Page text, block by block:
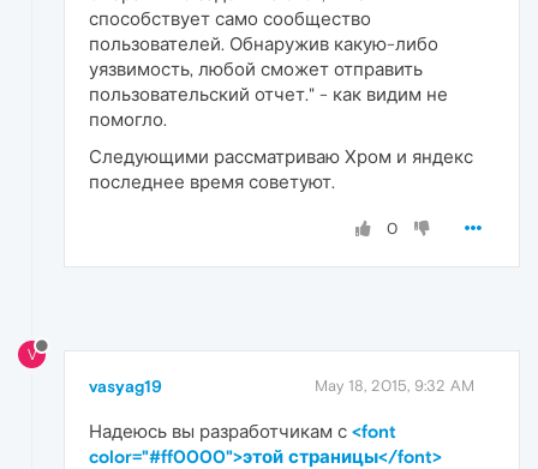
способствует само сообщество
пользователей. Обнаружив какую-либо
уязвимость, любой сможет отправить
пользовательский отчет." - как видим не
помогло.
Следующими рассматриваю Хром и яндекс
последнее время советуют.
0
V
vasyag19 May 18, 2015, 9:32 AM
Надеюсь вы разработчикам с <font
color="#ff0000">этой страницы</font>